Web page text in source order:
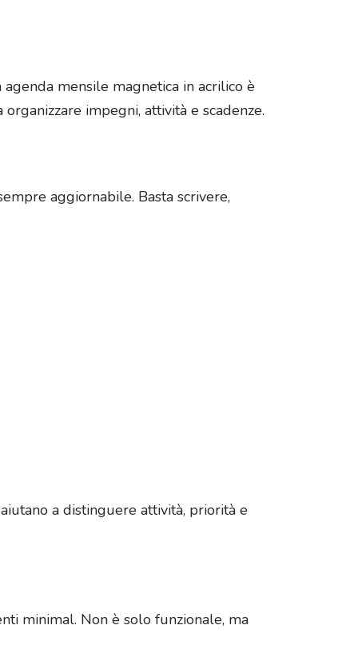
mensile magnetica in acrilico è
impegni, attività e scadenze.
aggiornabile. Basta scrivere,
a distinguere attività, priorità e
minimal. Non è solo funzionale, ma